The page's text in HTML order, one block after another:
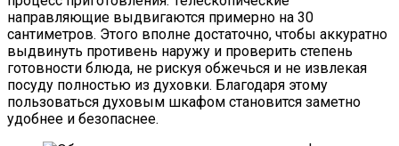
направляющие выдвигаются примерно на 30
сантиметров. Этого вполне достаточно, чтобы аккуратно
выдвинуть противень наружу и проверить степень
готовности блюда, не рискуя обжечься и не извлекая
посуду полностью из духовки. Благодаря этому
пользоваться духовым шкафом становится заметно
удобнее и безопаснее.